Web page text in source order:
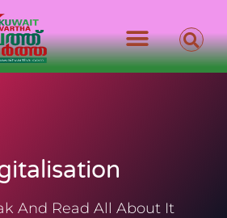
And Read All About It